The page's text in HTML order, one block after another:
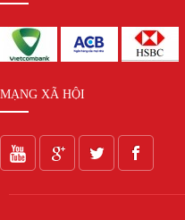
MẠNG XÃ HỘI